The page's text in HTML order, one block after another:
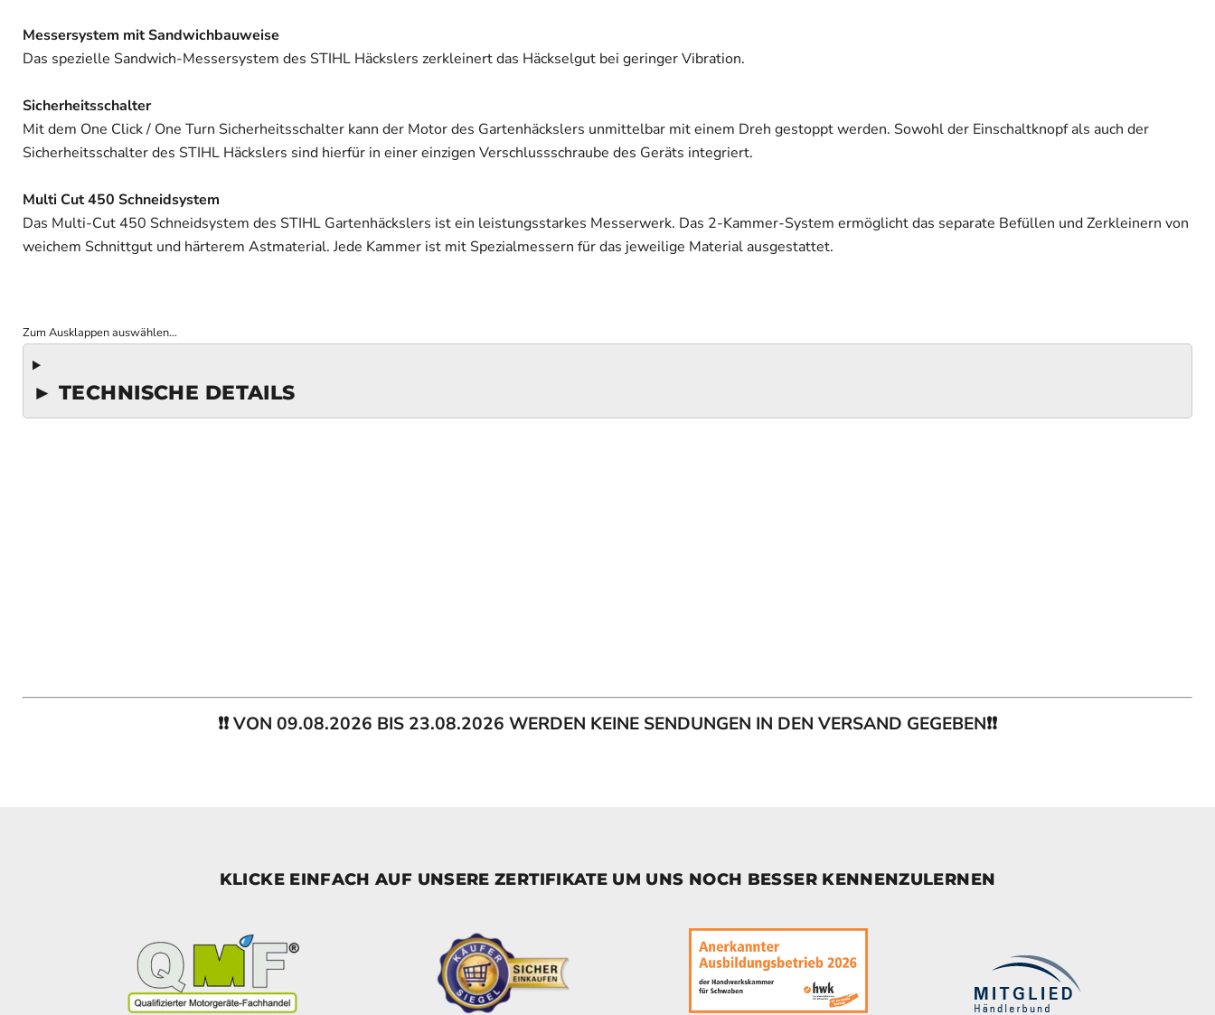
Messersystem mit Sandwichbauweise
Das spezielle Sandwich-Messersystem des STIHL Häckslers zerkleinert das Häckselgut bei geringer Vibration.
Sicherheitsschalter
Mit dem One Click / One Turn Sicherheitsschalter kann der Motor des Gartenhäckslers unmittelbar mit einem Dreh gestoppt werden. Sowohl der Einschaltknopf als auch der
Sicherheitsschalter des STIHL Häckslers sind hierfür in einer einzigen Verschlussschraube des Geräts integriert.
Multi Cut 450 Schneidsystem
Das Multi-Cut 450 Schneidsystem des STIHL Gartenhäckslers ist ein leistungsstarkes Messerwerk. Das 2-Kammer-System ermöglicht das separate Befüllen und Zerkleinern von
weichem Schnittgut und härterem Astmaterial. Jede Kammer ist mit Spezialmessern für das jeweilige Material ausgestattet.
Zum Ausklappen auswählen...
► TECHNISCHE DETAILS
❗❗ VON 09.08.2026 BIS 23.08.2026 WERDEN KEINE SENDUNGEN IN DEN VERSAND GEGEBEN❗❗
KLICKE EINFACH AUF UNSERE ZERTIFIKATE UM UNS NOCH BESSER KENNENZULERNEN